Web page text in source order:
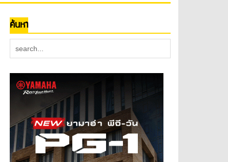
ค้นหา